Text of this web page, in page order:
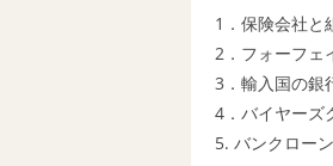
1．保険会社と
2．フォーフェ
3．輸入国の銀
4．バイヤーズ
5. バンクロー